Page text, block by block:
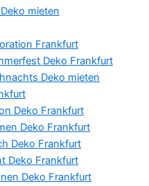
mieten
Frankfurt
Deko Frankfurt
Deko mieten
Deko Frankfurt
Deko Frankfurt
Deko Frankfurt
Deko Frankfurt
Deko Frankfurt